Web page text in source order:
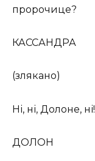
пророчице?
КАССАНДРА
(злякано)
Ні, ні, Долоне, ні!
ДОЛОН